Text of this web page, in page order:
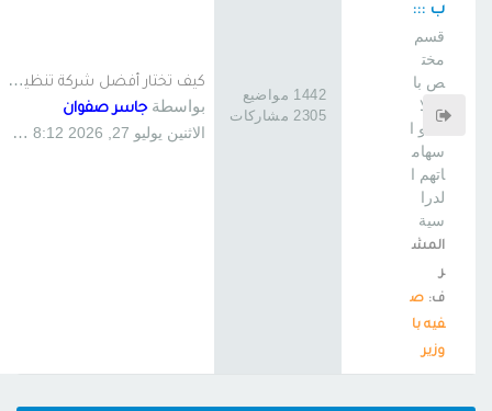
ب :::
قسم
مخت
ص با
لطلا
ب و ا
سهام
اتهم ا
لدرا
سية
المش
ر
ف: ص
فيه با
وزير
1442 مواضيع
2305 مشاركات
ك
يف تختار أفضل شركة تنظيف منا…
بواسطة جاسر صفوان
الاثنين يوليو 27, 2026 8:12 am